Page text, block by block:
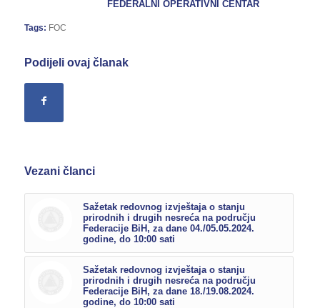
FEDERALNI OPERATIVNI CENTAR
Tags: FOC
Podijeli ovaj članak
Vezani članci
Sažetak redovnog izvještaja o stanju
prirodnih i drugih nesreća na području
Federacije BiH, za dane 04./05.05.2024.
godine, do 10:00 sati
Sažetak redovnog izvještaja o stanju
prirodnih i drugih nesreća na području
Federacije BiH, za dane 18./19.08.2024.
godine, do 10:00 sati